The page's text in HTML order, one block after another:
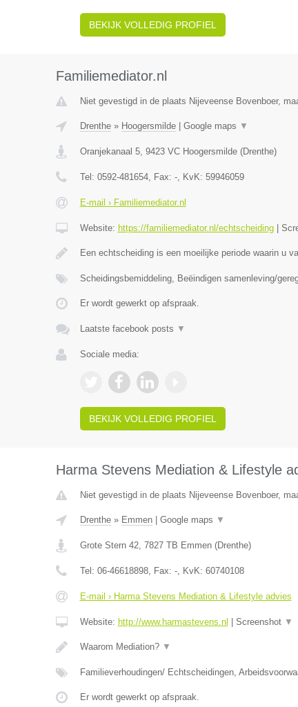
BEKIJK VOLLEDIG PROFIEL
Familiemediator.nl
Niet gevestigd in de plaats Nijeveense Bovenboer,
Drenthe» Hoogersmilde| Google maps ▼
Oranjekanaal 5, 9423 VC Hoogersmilde(Drenthe)
Tel: 0592-481654, Fax: -, KvK: 59946059
E-mail › Familiemediator.nl
Website: https://familiemediator.nl/echtscheiding|
Een echtscheiding is een moeilijke periode waarin u
Scheidingsbemiddeling, Beëindigen samenleving/
Er wordt gewerkt op afspraak.
Laatste facebook posts ▼
Sociale media:
BEKIJK VOLLEDIG PROFIEL
Harma Stevens Mediation & Lifestyle
Niet gevestigd in de plaats Nijeveense Bovenboer,
Drenthe» Emmen| Google maps ▼
Grote Stern 42, 7827 TB Emmen(Drenthe)
Tel: 06-46618898, Fax: -, KvK: 60740108
E-mail › Harma Stevens Mediation & Lifestyle advies
Website: http://www.harmastevens.nl Screenshot ▼
Waarom Mediation? ▼
Familieverhoudingen/ Echtscheidingen,
Er wordt gewerkt op afspraak.